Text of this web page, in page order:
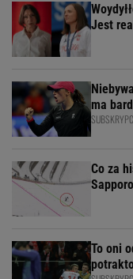
Jest
ma
Co za
To oni